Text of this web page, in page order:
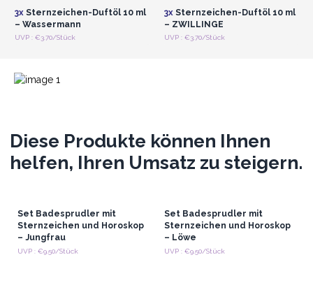
3xSternzeichen-Duftöl 10 ml
– Wassermann
UVP : €3.70/Stück
3xSternzeichen-Duftöl 10 ml
– ZWILLINGE
UVP : €3.70/Stück
Diese Produkte können Ihnen
helfen, Ihren Umsatz zu steigern.
Set Badesprudler mit
Sternzeichen und Horoskop
– Jungfrau
UVP : €9.50/Stück
Set Badesprudler mit
Sternzeichen und Horoskop
– Löwe
UVP : €9.50/Stück